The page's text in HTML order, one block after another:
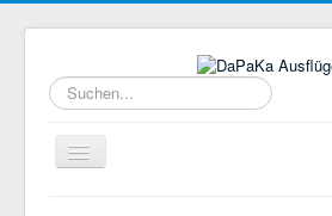
Suchen...
Toggle
Navigation